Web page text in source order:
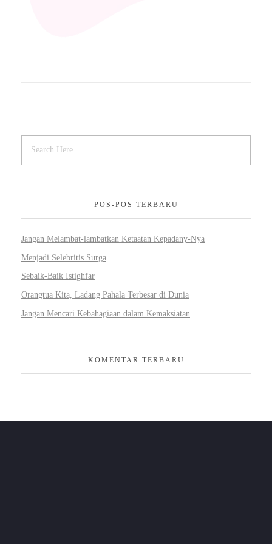
POS-POS TERBARU
Jangan Melambat-lambatkan Ketaatan Kepadany-Nya
Menjadi Selebritis Surga
Sebaik-Baik Istighfar
Orangtua Kita, Ladang Pahala Terbesar di Dunia
Jangan Mencari Kebahagiaan dalam Kemaksiatan
KOMENTAR TERBARU